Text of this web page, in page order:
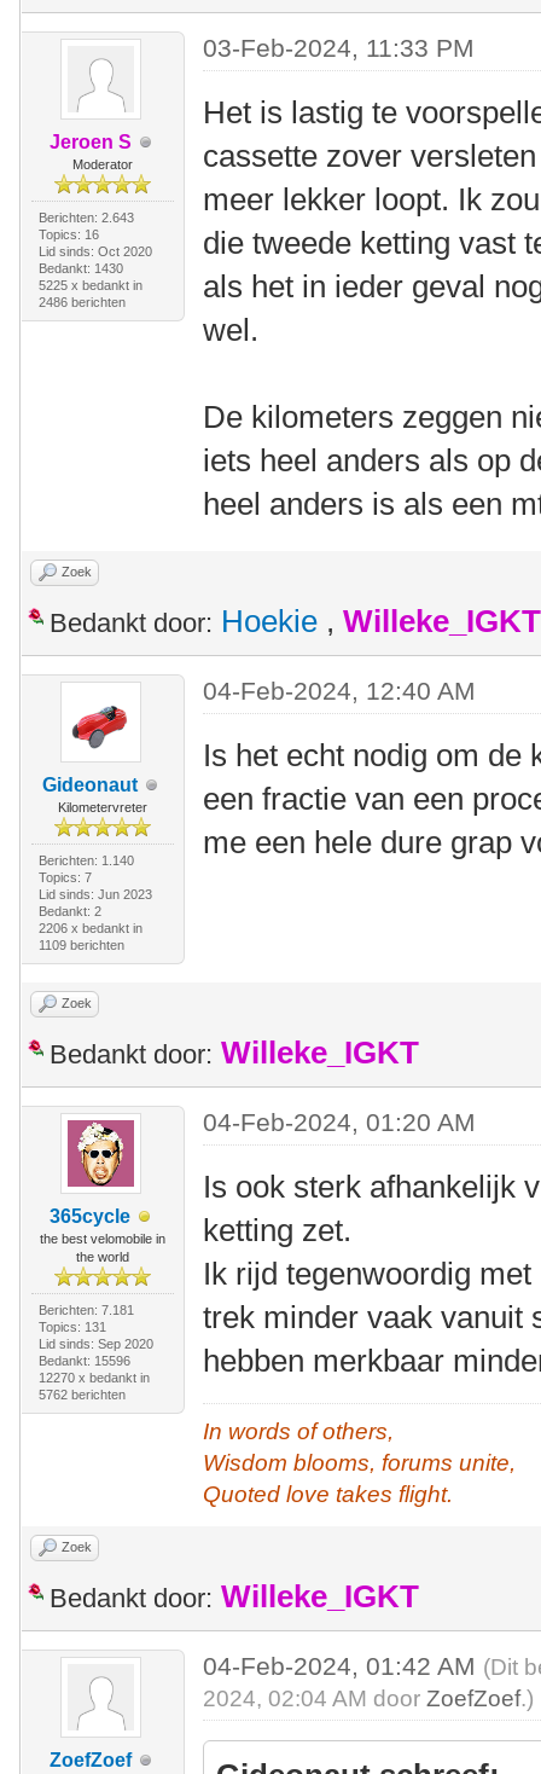
Jeroen S
Moderator
Berichten: 2.643
Topics: 16
Lid sinds: Oct 2020
Bedankt: 1430
5225 x bedankt in
2486 berichten
03-Feb-2024, 11:33 PM
Het is lastig te
cassette zover
meer lekker loopt. Ik
die tweede ketting vast
als het in ieder geval
wel.
De kilometers zeggen
iets heel anders als op
heel anders is als een
Zoek
Bedankt door: Hoekie , Willeke_IGKT
Gideonaut
Kilometervreter
Berichten: 1.140
Topics: 7
Lid sinds: Jun 2023
Bedankt: 2
2206 x bedankt in
1109 berichten
04-Feb-2024, 12:40 AM
Is het echt nodig om de
een fractie van een
me een hele dure grap
Zoek
Bedankt door: Willeke_IGKT
365cycle
the best velomobile in
the world
Berichten: 7.181
Topics: 131
Lid sinds: Sep 2020
Bedankt: 15596
12270 x bedankt in
5762 berichten
04-Feb-2024, 01:20 AM
Is ook sterk afhankelijk
ketting zet.
Ik rijd tegenwoordig
trek minder vaak vanuit
hebben merkbaar
In words of others,
Wisdom blooms, forums unite,
Quoted love takes flight.
Zoek
Bedankt door: Willeke_IGKT
ZoefZoef
04-Feb-2024, 01:42 AM (Dit
2024, 02:04 AM doorZoefZoef.)